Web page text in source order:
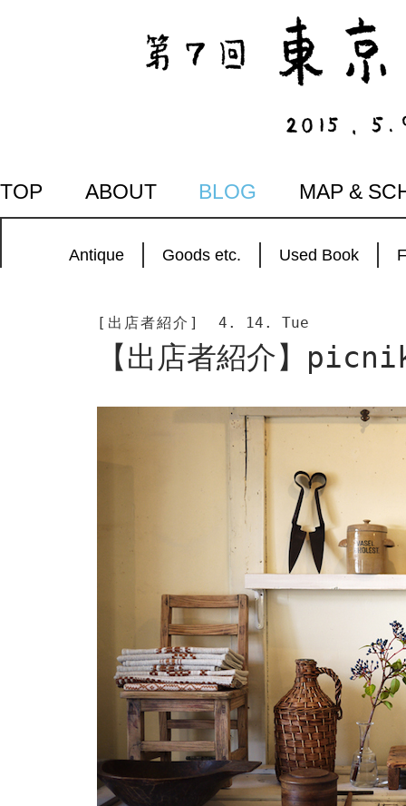
TOP ABOUT BLOG MAP &
Antique Goods etc. Used Book
[出店者紹介] 4. 14. Tue
【出店者紹介】